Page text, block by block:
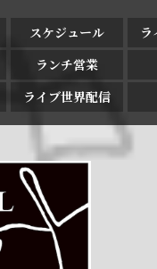
スケジュール
ランチ営業
ライブ世界配信